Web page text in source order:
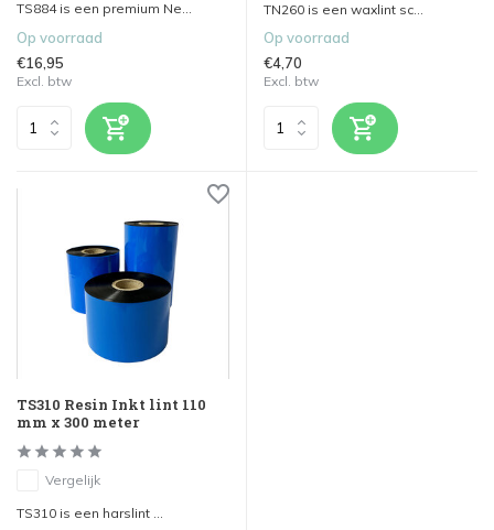
TS884 is een premium Ne...
Op voorraad
€16,95
Excl. btw
TN260 is een waxlint sc...
Op voorraad
€4,70
Excl. btw
TS310 Resin Inkt lint 110
mm x 300 meter
Vergelijk
TS310 is een harslint ...